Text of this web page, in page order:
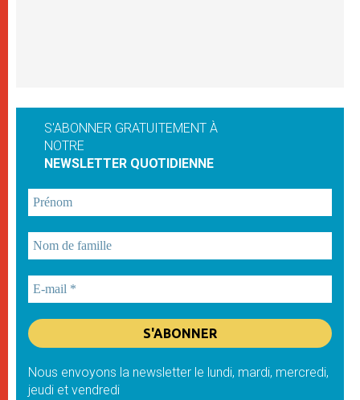
S'ABONNER GRATUITEMENT À
NOTRE
NEWSLETTER QUOTIDIENNE
Nous envoyons la newsletter le lundi, mardi, mercredi,
jeudi et vendredi